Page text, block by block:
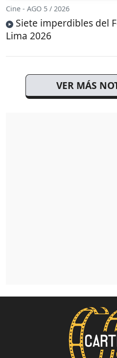
Cine - AGO 5 / 2026
Siete imperdibles del
Lima 2026
VER MÁS